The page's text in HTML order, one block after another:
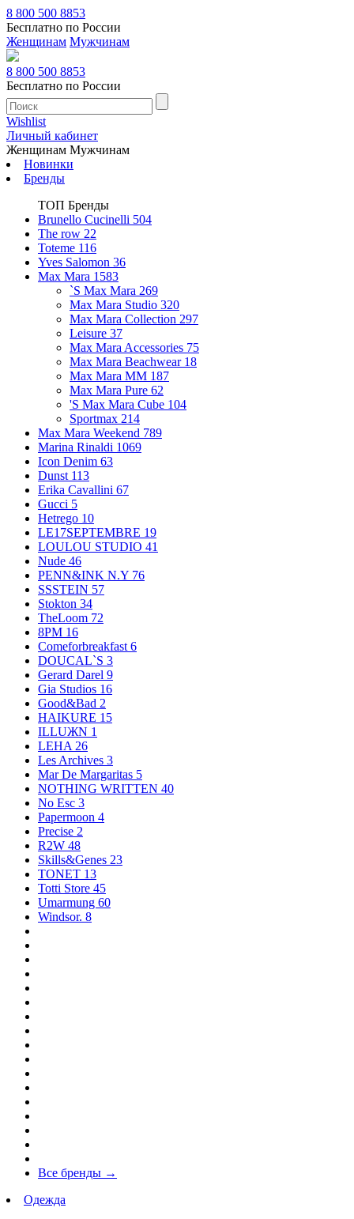
8 800 500 8853
Бесплатно по России
Женщинам Мужчинам
8 800 500 8853
Бесплатно по России
Wishlist
Личный кабинет
Женщинам Мужчинам
Новинки
Бренды
ТОП Бренды
Brunello Cucinelli 504
The row 22
Toteme 116
Yves Salomon 36
Max Mara 1583
`S Max Mara 269
Max Mara Studio 320
Max Mara Collection 297
Leisure 37
Max Mara Accessories 75
Max Mara Beachwear 18
Max Mara MM 187
Max Mara Pure 62
'S Max Mara Cube 104
Sportmax 214
Max Mara Weekend 789
Marina Rinaldi 1069
Icon Denim 63
Dunst 113
Erika Cavallini 67
Gucci 5
Hetrego 10
LE17SEPTEMBRE 19
LOULOU STUDIO 41
Nude 46
PENN&INK N.Y 76
SSSTEIN 57
Stokton 34
TheLoom 72
8PM 16
Comeforbreakfast 6
DOUCAL`S 3
Gerard Darel 9
Gia Studios 16
Good&Bad 2
HAIKURE 15
ILLUЖN 1
LEHA 26
Les Archives 3
Mar De Margaritas 5
NOTHING WRITTEN 40
No Esc 3
Papermoon 4
Precise 2
R2W 48
Skills&Genes 23
TONET 13
Totti Store 45
Umarmung 60
Windsor. 8
Все бренды →
Одежда